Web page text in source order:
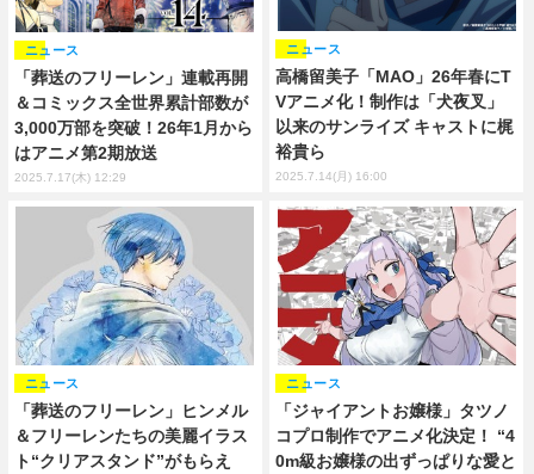
「葬送のフリーレン」連載再開
＆コミックス全世界累計部数が
3,000万部を突破！26年1月から
はアニメ第2期放送
ニュース
2025.7.17(木) 12:29
高橋留美子「MAO」26年春にT
Vアニメ化！制作は「犬夜叉」
以来のサンライズ キャストに梶
裕貴ら
ニュース
2025.7.14(月) 16:00
「葬送のフリーレン」ヒンメル
＆フリーレンたちの美麗イラス
ト“クリアスタンド”がもらえ
ニュース
「ジャイアントお嬢様」タツノ
コプロ制作でアニメ化決定！ “4
0m級お嬢様の出ずっぱりな愛と
ニュース